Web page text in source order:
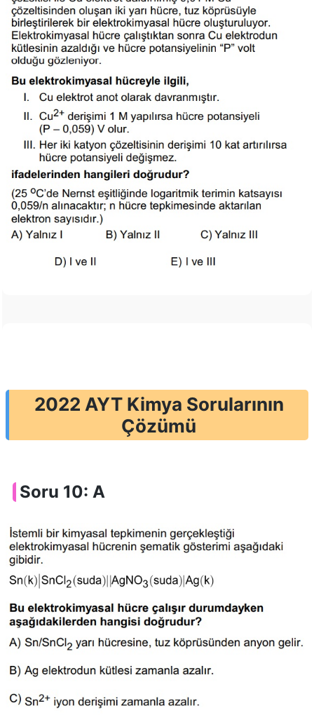
2022 AYT Kimya Sorularının
Çözümü
Soru 10: A